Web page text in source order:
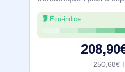
fenêtres et documents.
cd/m², 100 Hz et 5 ms
fluide, contraste
Éco-indice
250,68€